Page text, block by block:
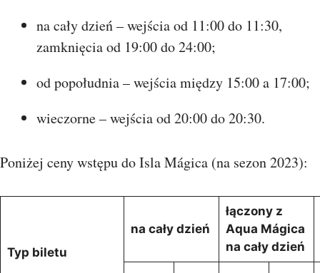
na cały dzień – wejścia od 11:00 do 11:30,
zamknięcia od 19:00 do 24:00;
od popołudnia – wejścia między 15:00 a 17:00;
wieczorne – wejścia od 20:00 do 20:30.
Poniżej ceny wstępu do Isla Mágica (na sezon 2023):
Typ biletu
na cały dzień
łączony z
Aqua Mágica
na cały dzień